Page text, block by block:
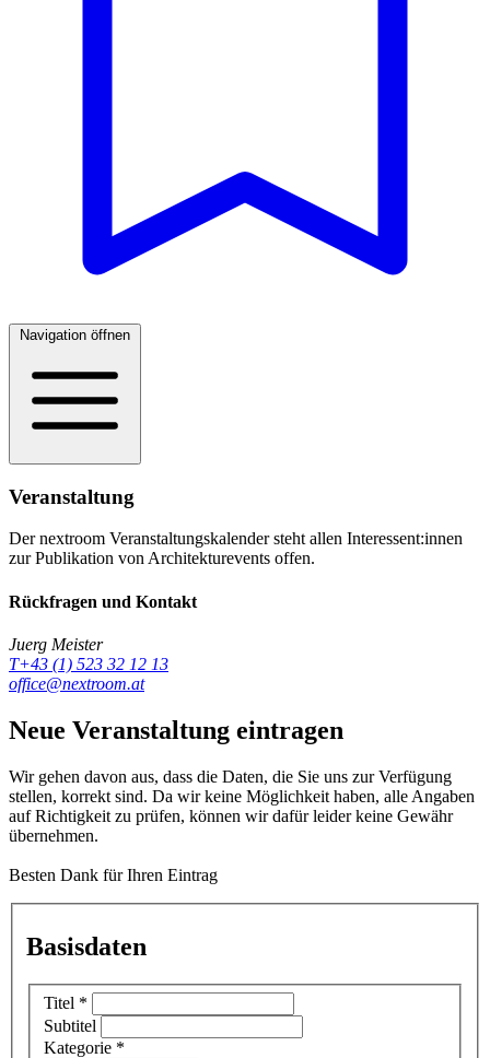
Navigation öffnen
Veranstaltung
Der nextroom Veranstaltungskalender steht allen Interessent:innen
zur Publikation von Architekturevents offen.
Rückfragen und Kontakt
Juerg Meister
T+43 (1) 523 32 12 13
office@nextroom.at
Neue Veranstaltung eintragen
Wir gehen davon aus, dass die Daten, die Sie uns zur Verfügung
stellen, korrekt sind. Da wir keine Möglichkeit haben, alle Angaben
auf Richtigkeit zu prüfen, können wir dafür leider keine Gewähr
übernehmen.
Besten Dank für Ihren Eintrag
Basisdaten
Titel *
Subtitel
Kategorie *